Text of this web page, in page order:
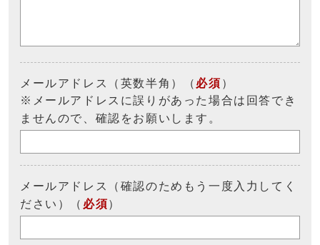
メールアドレス（英数半角）（ 必須 ）
※メールアドレスに誤りがあった場合は回答でき
ませんので、確認をお願いします。
メールアドレス（確認のためもう一度入力してく
ださい）（ 必須）